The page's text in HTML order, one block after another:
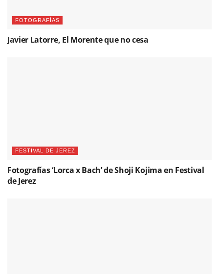
FOTOGRAFÍAS
Javier Latorre, El Morente que no cesa
FESTIVAL DE JEREZ
Fotografías ‘Lorca x Bach’ de Shoji Kojima en Festival
de Jerez